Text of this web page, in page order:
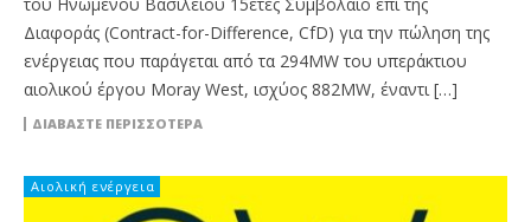
Διαφοράς (Contract-for-Difference, CfD) για την πώληση της
ενέργειας που παράγεται από τα 294MW του υπεράκτιου
αιολικού έργου Moray West, ισχύος 882MW, έναντι […]
ΔΙΑΒΆΣΤΕ ΠΕΡΙΣΣΌΤΕΡΑ
Αιολική ενέργεια